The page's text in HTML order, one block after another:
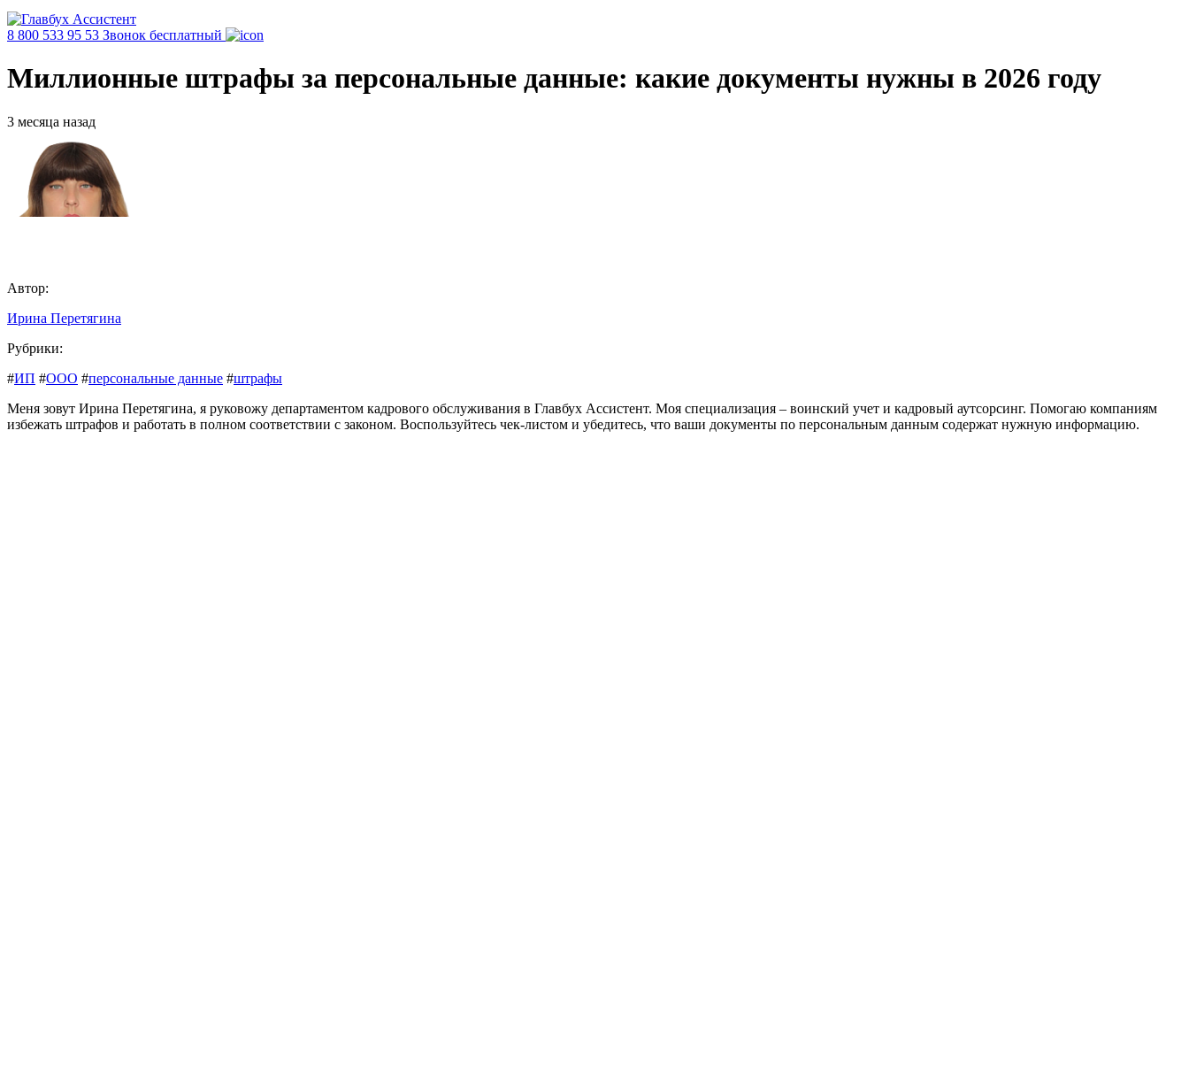
8 800 533 95 53 Звонок бесплатный
Миллионные штрафы за персональные данные: какие документы нужны в 2026 году
3 месяца назад
Автор:
Ирина Перетягина
Рубрики:
#ИП #ООО #персональные данные #штрафы
Меня зовут Ирина Перетягина, я руковожу департаментом кадрового обслуживания в Главбух Ассистент. Моя специализация – воинский учет и кадровый аутсорсинг. Помогаю компаниям
избежать штрафов и работать в полном соответствии с законом. Воспользуйтесь чек-листом и убедитесь, что ваши документы по персональным данным содержат нужную информацию.